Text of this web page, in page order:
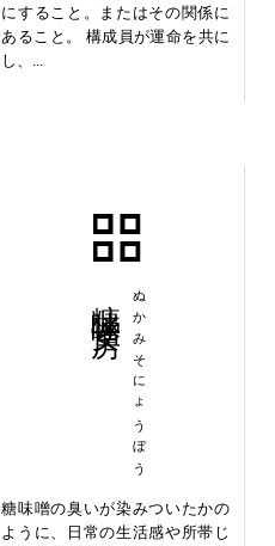
にすること。またはその関係に
あること。 構成員が運命を共に
し、...
ぬかみそにょうぼう
糖味噌の臭いが染みついたかの
ように、日常の生活感や所帯じ